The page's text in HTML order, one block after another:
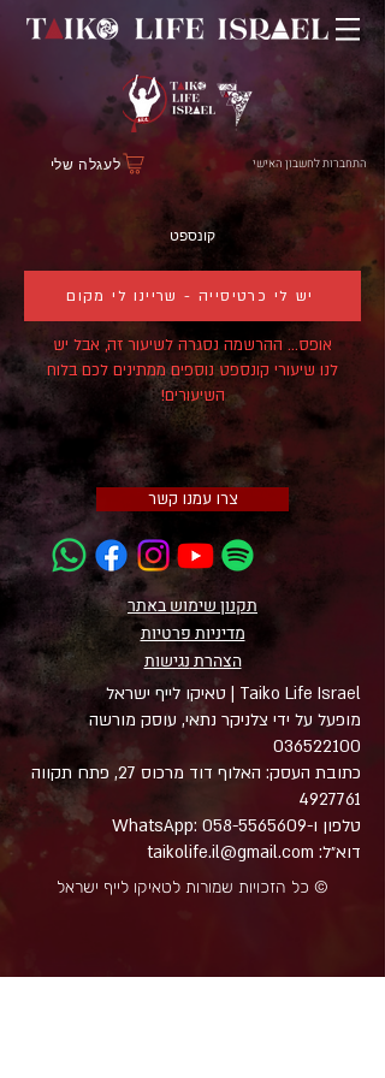
התחברות לחשבון האישי לעגלה שלי
קונספט
יש לי כרטיסייה - שריינו לי מקום
אופס... ההרשמה נסגרה לשיעור זה, אבל יש
לנו שיעורי קונספט נוספים ממתינים לכם בלוח
השיעורים!
צרו עמנו קשר
תקנון שימוש באתר
מדיניות פרטיות
הצהרתנגישות
Taiko Life Israel | טאיקו לייף ישראל
מופעל על ידי צלניקר נתאי, עוסק מורשה
036522100
כתובת העסק: האלוף דוד מרכוס 27, פתח תקווה
4927761
טלפון ו-WhatsApp: 058-5565609
דוא״ל: taikolife.il@gmail.com
© כל הזכויות שמורות לטאיקו לייף ישראל